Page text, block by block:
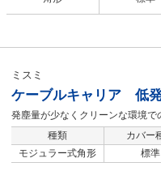
トローク中央に固定端設置時の参
し込み式ケーブル充填。【用途】
ミスミ
ケーブルキャリア 低
発塵量が少なくクリーンな環境
レベルも低減しています。フラ
ク数計算方法は下記概要技術情
https://jp.misumi-ec.com/pdf/fa/2015/p1_681.pdf ※リ
種類 カバー
モジュラー式角形
標準